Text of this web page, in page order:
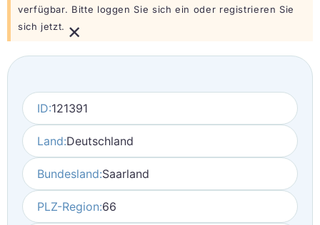
verfügbar. Bitte loggen Sie sich ein oder registrieren Sie
sich jetzt. ×
ID:121391
Land:Deutschland
Bundesland:Saarland
PLZ-Region:66